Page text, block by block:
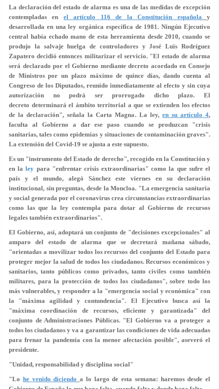
La declaración del estado de alarma es una de las medidas de excepción
contempladas en el artículo 116 de la Constitución española
y
desarrollada en una ley orgánica específica de 1981. Ningún Ejecutivo
central había echado mano de esta herramienta desde 2010, cuando se
produjo la salvaje huelga de controladores y José Luis Rodríguez
Zapatero decidió entonces militarizar el servicio. "El estado de alarma
será declarado por el Gobierno mediante decreto acordado en Consejo
de Ministros por un plazo máximo de quince días, dando cuenta al
Congreso de los Diputados, reunido inmediatamente al efecto y sin cuya
autorización no podrá ser prorrogado dicho plazo. El
decreto determinará el ámbito territorial a que se extienden los efectos
de la declaración", señala la Carta Magna. La ley, en su artículo 4,
faculta al Gobierno a dar ese paso cuando se produzcan "crisis
sanitarias, tales como epidemias y situaciones de contaminación graves".
La extensión del Covid-19 se ajusta a este supuesto.
Es un "instrumento del Estado de derecho", recogido en la Constitución y
en laley para "enfrentar crisis extraordinarias" como la que sufre el
país y el mundo, alegó Sánchez este viernes en su declaración
institucional, sin preguntas, desde la Moncloa. "La emergencia sanitaria
y social generada por el coronavirus crea circunstancias extraordinarias
como las que la ley contempla para dotar al Gobierno de recursos
legales también extraordinarios".
El Gobierno, así, adoptará un conjunto de "decisiones excepcionales" al
amparo del estado de alarma que se decretará mañana sábado,
"orientadas a movilizar todos los recursos del conjunto del Estado para
proteger mejor la salud de todos los ciudadanos. Recursos económicos y
sanitarios, tanto públicos como privados, tanto civiles como también
militares, para la protección de todos los ciudadanos", sobre todo los
más vulnerables, y responder a la "emergencia social y económica" con
la "máxima agilidad y contundencia". El Ejecutivo busca así la
"máxima coordinación de recursos, eficiente y garantizada" del
conjunto de Administraciones Públicas. "El Gobierno va a proteger a
todos los ciudadanos y va a garantizar las condiciones de vida adecuadas
para frenar la pandemia con la menor afectación posible", aseveró el
presidente.
"Unidad, responsabilidad y disciplina social"
"Lo he venido diciendo a lo largo de esta semana: haremos desde el